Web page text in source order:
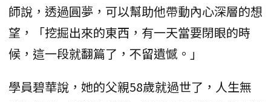
師說，透過圓夢，可以幫助他帶動內心深層的想
望，「挖掘出來的東西，有一天當要閉眼的時
候，這一段就翻篇了，不留遺憾。」
學員碧華說，她的父親58歲就過世了，人生無